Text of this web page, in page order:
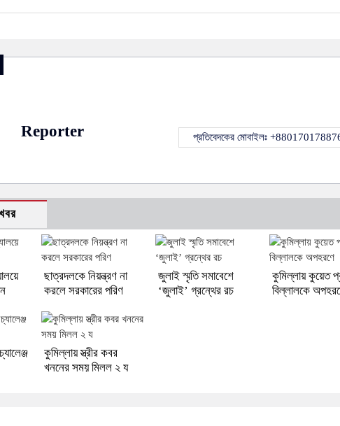
Reporter প্রতিবেদকের মোবাইলঃ
ছাত্রদলকে নিয়ন্ত্রণ না
করলে সরকারের পরিণ
জুলাই স্মৃতি সমাবেশে
‘জুলাই’ গ্রন্থের রচ
কুমিল্লায় কুয়েত
বিল্লালকে
কুমিল্লায় স্ত্রীর কবর
খননের সময় মিলল ২ য